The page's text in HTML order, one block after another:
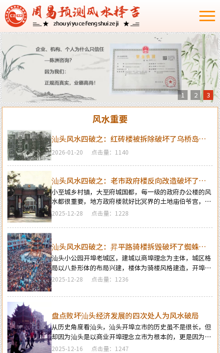
1 2 3
风水重要
汕头风水四破之：红砖楼被拆除破坏了乌桥岛龟
地风水格局
2026-01-20 点击量：1140
汕头风水四破之：老市政府楼反向改造破坏了水
局风水
小至城乡村镇，大至府城国都，每一级的政府办公楼的风
水都很重要，地方政府楼就好比冥界的土地庙伯爷宫，土
地爷管辖当地冥界的事，政府楼管辖地方阳间的百姓人
繁荣及财政的富足，更是为了配合建都建寨建城开埠起始
口，主导着地方城乡的风水大局…
2025-12-28 点击量：1228
汕头风水四破之：昇平路骑楼拆毁破坏了蜘蛛网
的风水局
汕头小公园开埠老城区，建城以商埠理念为主体，城区格
局以八卦形体的布局兴建，楼体为骑楼风格建造，开埠区
有三江出海汇聚的水源，因城区八卦形体和骑楼风格的特
蜘蛛网的建筑风格隐藏着神秘的风水意义和作用，才有了
持续繁荣兴旺。可惜在2000年后，昇平路骑楼的拆毁，开
埠区八卦建筑风格的蜘蛛网整体被毁坏，使得开埠城区的
破败加速…
2025-12-28 点击量：1236
盘点败坏汕头经济发展的四次处人为风水破局
从历史角度看汕头，汕头开埠立市的历史虽不是很长，但
却因为汕头是以商业开埠理念立市为根本的，更是因为汕
头市的地理结构及位置拥有良好的地理风水环境条件，工
2025-12-16 点击量：1247